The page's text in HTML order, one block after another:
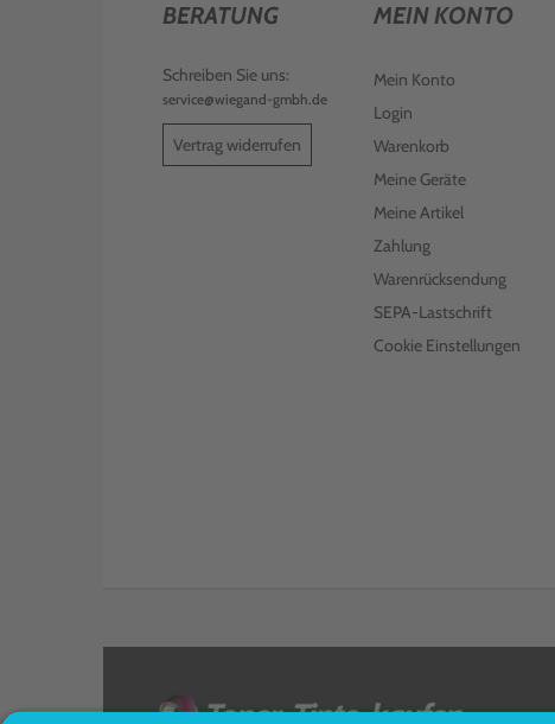
EPSON C13T080240 CYAN
€ 8,98
BERATUNG
Schreiben Sie uns:
service@wiegand-gmbh.de
Vertrag widerrufen
MEIN KONTO
Mein Konto
Login
Warenkorb
Meine Geräte
Meine Artikel
Zahlung
Warenrücksendung
SEPA-Lastschrift
Cookie Einstellungen
<